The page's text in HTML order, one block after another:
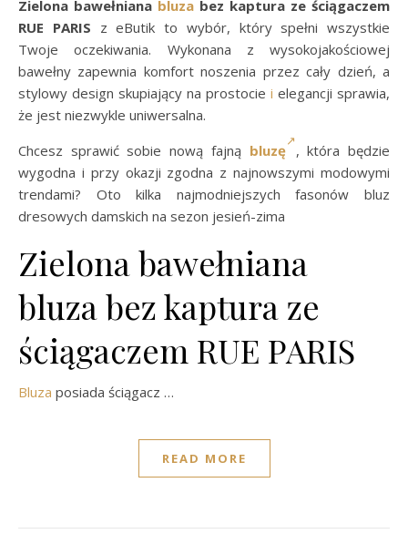
Zielona bawełniana bluza bez kaptura ze ściągaczem
RUE PARIS z eButik to wybór, który spełni wszystkie
Twoje oczekiwania. Wykonana z wysokojakościowej
bawełny zapewnia komfort noszenia przez cały dzień, a
stylowy design skupiający na prostocie i elegancji sprawia,
że jest niezwykle uniwersalna.
Chcesz sprawić sobie nową fajną bluzę
, która będzie
wygodna i przy okazji zgodna z najnowszymi modowymi
trendami? Oto kilka najmodniejszych fasonów bluz
dresowych damskich na sezon jesień-zima
Zielona bawełniana
bluza bez kaptura ze
ściągaczem RUE PARIS
Bluza posiada ściągacz …
READ MORE